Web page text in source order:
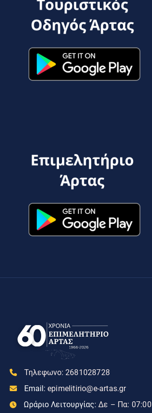
Τηλεφωνο: 2681028728
Email: epimelitirio@e-artas.gr
Ωράριο Λειτουργίας: Δε – Πα: